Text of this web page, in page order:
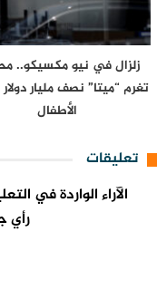
زلزال في نيو مكسيكو..
تغرم “ميتا” نصف مليار
الأطفال
تعليقات
الآراء الواردة في
رأي